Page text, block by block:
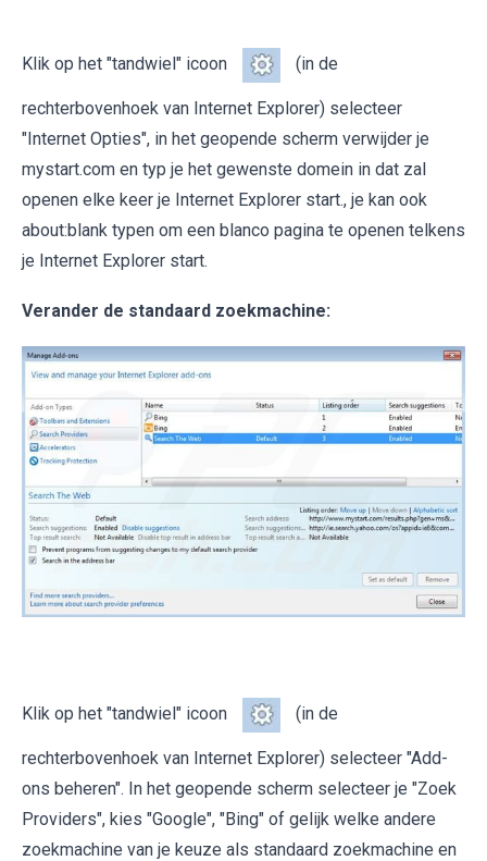
Klik op het "tandwiel" icoon (in de
rechterbovenhoek van Internet Explorer) selecteer
"Internet Opties", in het geopende scherm verwijder je
mystart.com en typ je het gewenste domein in dat zal
openen elke keer je Internet Explorer start., je kan ook
about:blank typen om een blanco pagina te openen telkens
je Internet Explorer start.
Verander de standaard zoekmachine:
Klik op het "tandwiel" icoon (in de
rechterbovenhoek van Internet Explorer) selecteer "Add-
ons beheren". In het geopende scherm selecteer je "Zoek
Providers", kies "Google", "Bing" of gelijk welke andere
zoekmachine van je keuze als standaard zoekmachine en